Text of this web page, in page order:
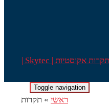
Toggle navigation
ראשי » תקרות